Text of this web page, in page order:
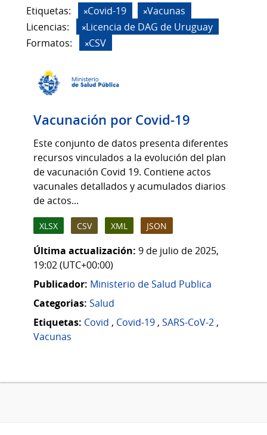
Etiquetas: Covid-19
Vacunas
Licencias:
Licencia de DAG de Uruguay
Formatos:
CSV
Vacunación por Covid-19
Este conjunto de datos presenta diferentes
recursos vinculados a la evolución del plan
de vacunación Covid 19. Contiene actos
vacunales detallados y acumulados diarios
de actos...
XLSX CSV XML JSON
Última actualización: 9 de julio de 2025,
19:02 (UTC+00:00)
Publicador: Ministerio de Salud Publica
Categorias: Salud
Etiquetas: Covid , Covid-19 , SARS-CoV-2 ,
Vacunas